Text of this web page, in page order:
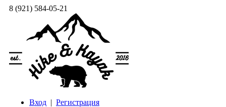
8 (921) 584-05-21
Вход | Регистрация